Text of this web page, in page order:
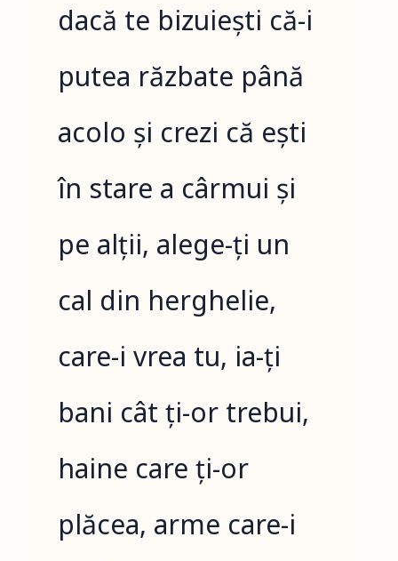
dacă te bizuiești că-i
putea răzbate până
acolo și crezi că ești
în stare a cârmui și
pe alții, alege-ți un
cal din herghelie,
care-i vrea tu, ia-ți
bani cât ți-or trebui,
haine care ți-or
plăcea, arme care-i